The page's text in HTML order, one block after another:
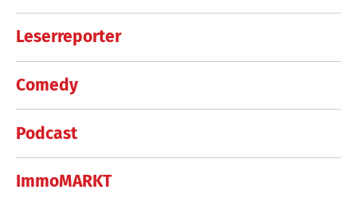
Leserreporter
Comedy
Podcast
ImmoMARKT